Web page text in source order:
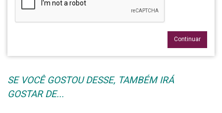
Continuar
SE VOCÊ GOSTOU DESSE, TAMBÉM IRÁ
GOSTAR DE...